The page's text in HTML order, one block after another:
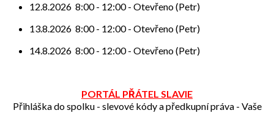
12.8.2026 8:00- 12:00- Otevřeno (Petr)
13.8.2026 8:00- 12:00- Otevřeno (Petr)
14.8.2026 8:00- 12:00- Otevřeno (Petr)
PORTÁL PŘÁTEL SLAVIE
Přihláška do spolku - slevové kódy a předkupní práva - Vaše